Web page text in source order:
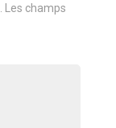
Les champs